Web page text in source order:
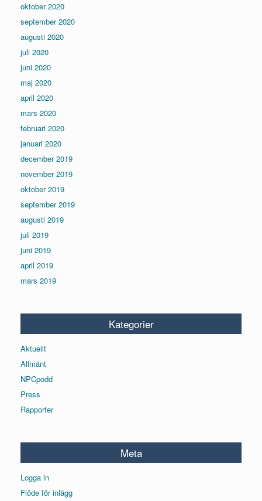
oktober 2020
september 2020
augusti 2020
juli 2020
juni 2020
maj 2020
april 2020
mars 2020
februari 2020
januari 2020
december 2019
november 2019
oktober 2019
september 2019
augusti 2019
juli 2019
juni 2019
april 2019
mars 2019
Kategorier
Aktuellt
Allmänt
NPCpodd
Press
Rapporter
Meta
Logga in
Flöde för inlägg